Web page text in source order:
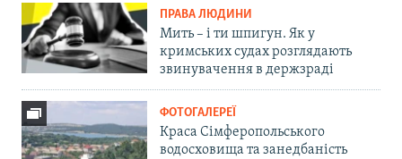
ПРАВА ЛЮДИНИ
Мить – і ти шпигун. Як у
кримських судах розглядають
звинувачення в держзраді
ФОТОГАЛЕРЕЇ
Краса Сімферопольського
водосховища та занедбаність